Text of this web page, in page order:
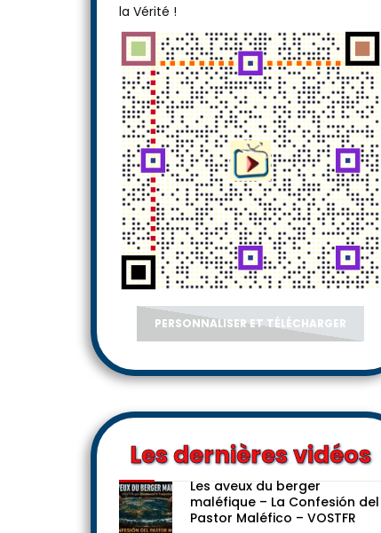
la Vérité !
PERSONNALISER ET TÉLÉCHARGER
Les dernières vidéos
Les aveux du berger
maléfique – La Confesión del
Pastor Maléfico – VOSTFR